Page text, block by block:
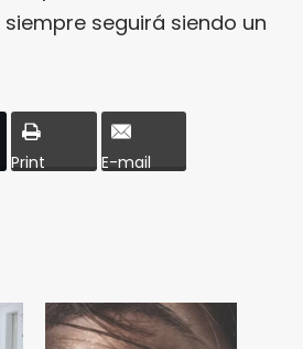
seguirá siendo un
Print E-mail